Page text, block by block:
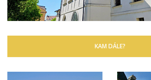
KAM DÁLE?